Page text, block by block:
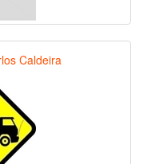
Caldeira